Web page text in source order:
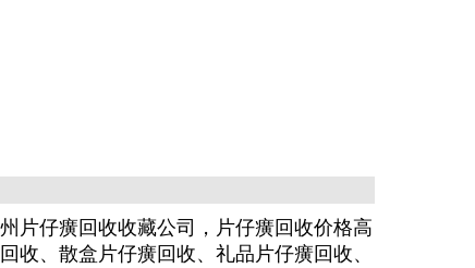
片仔癀回收收藏公司，片仔癀回收价格高
收、散盒片仔癀回收、礼品片仔癀回收、